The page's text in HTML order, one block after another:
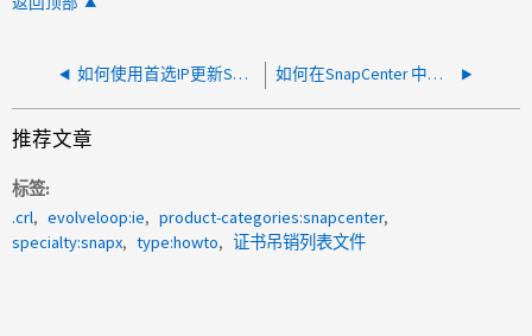
如何使用首选IP更新SCV存储系统 如何在SnapCenter 中更新电子邮件通知设置
推荐文章
标签
.crl
evolveloop:ie
product-categories:snapcenter
specialty:snapx
type:howto 证书吊销列表文件